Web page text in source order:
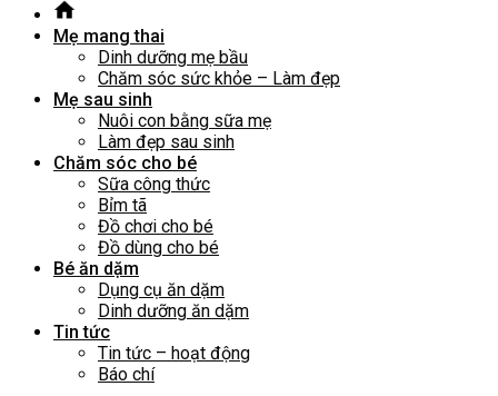
Mẹ mang thai
Dinh dưỡng mẹ bầu
Chăm sóc sức khỏe – Làm đẹp
Mẹ sau sinh
Nuôi con bằng sữa mẹ
Làm đẹp sau sinh
Chăm sóc cho bé
Sữa công thức
Bỉm tã
Đồ chơi cho bé
Đồ dùng cho bé
Bé ăn dặm
Dụng cụ ăn dặm
Dinh dưỡng ăn dặm
Tin tức
Tin tức – hoạt động
Báo chí